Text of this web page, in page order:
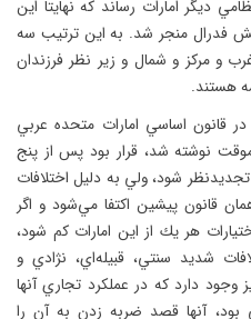
ديگر امارات رساند كه نهايتا اين
يك ارتش فدرال منجر شد. به اين ترتيب سه
و مركز و شمال و زير نظر فرزندان
هستند.
قانون اساسي امارات متحده عربي
اساسي موقت نوشته شد، قرار بود پس از پنج
شود، ولي به دليل اختلافات
قانون پيشين اكتفا مي‌شود و اگر
هر يك از اين امارات كم شود،
شديد سنتي، قبيله‌اي، نژادي و
دارد كه در عملكرد تجاري آنها
آنها قصد ضربه زدن به آن را